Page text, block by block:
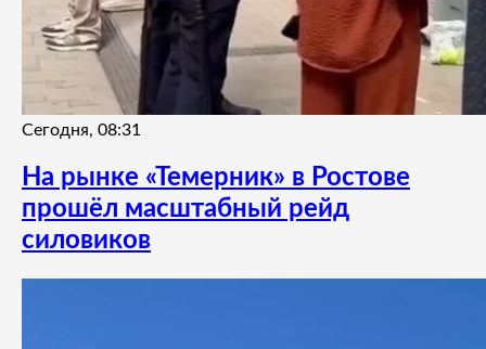
Сегодня, 08:31
На рынке «Темерник» в Ростове
прошёл масштабный рейд
силовиков